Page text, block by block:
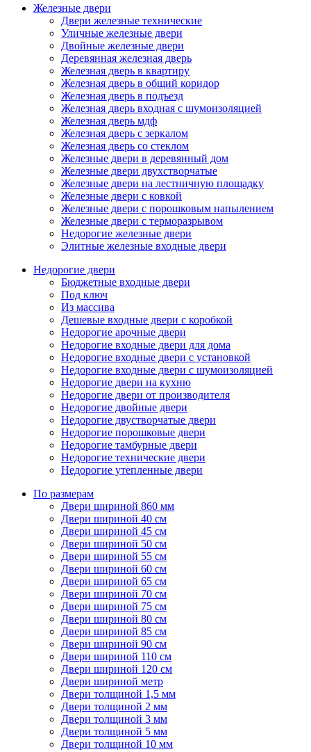
Железные двери
Двери железные технические
Уличные железные двери
Двойные железные двери
Деревянная железная дверь
Железная дверь в квартиру
Железная дверь в общий коридор
Железная дверь в подъезд
Железная дверь входная с шумоизоляцией
Железная дверь мдф
Железная дверь с зеркалом
Железная дверь со стеклом
Железные двери в деревянный дом
Железные двери двухстворчатые
Железные двери на лестничную площадку
Железные двери с ковкой
Железные двери с порошковым напылением
Железные двери с терморазрывом
Недорогие железные двери
Элитные железные входные двери
Недорогие двери
Бюджетные входные двери
Под ключ
Из массива
Дешевые входные двери с коробкой
Недорогие арочные двери
Недорогие входные двери для дома
Недорогие входные двери с установкой
Недорогие входные двери с шумоизоляцией
Недорогие двери на кухню
Недорогие двери от производителя
Недорогие двойные двери
Недорогие двустворчатые двери
Недорогие порошковые двери
Недорогие тамбурные двери
Недорогие технические двери
Недорогие утепленные двери
По размерам
Двери шириной 860 мм
Двери шириной 40 см
Двери шириной 45 см
Двери шириной 50 см
Двери шириной 55 см
Двери шириной 60 см
Двери шириной 65 см
Двери шириной 70 см
Двери шириной 75 см
Двери шириной 80 см
Двери шириной 85 см
Двери шириной 90 см
Двери шириной 110 см
Двери шириной 120 см
Двери шириной метр
Двери толщиной 1,5 мм
Двери толщиной 2 мм
Двери толщиной 3 мм
Двери толщиной 5 мм
Двери толщиной 10 мм